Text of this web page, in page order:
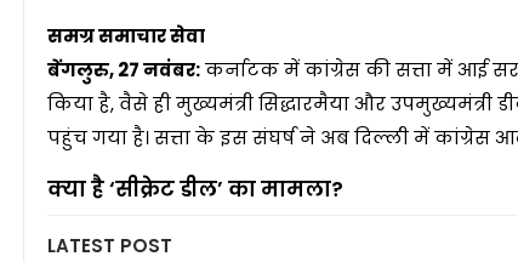
समग्र समाचार सेवा
बेंगलुरु, 27 नवंबर:कर्नाटक में कांग्रेस की सत्ता में आई
किया है, वैसे ही मुख्यमंत्री सिद्धारमैया और
पहुंच गया है। सत्ता के इस संघर्ष ने अब दिल्ली में कांग्रेस
क्या है ‘सीक्रेट डील’ का मामला?
LATEST POST